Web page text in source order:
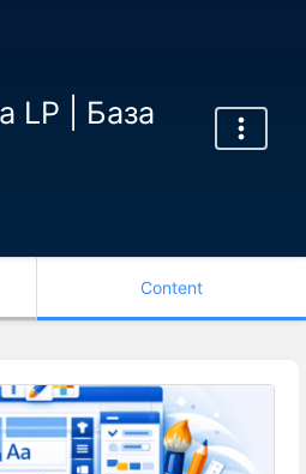
LP | База
Content